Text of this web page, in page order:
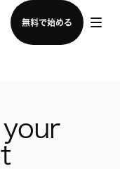
無料で始める
せる